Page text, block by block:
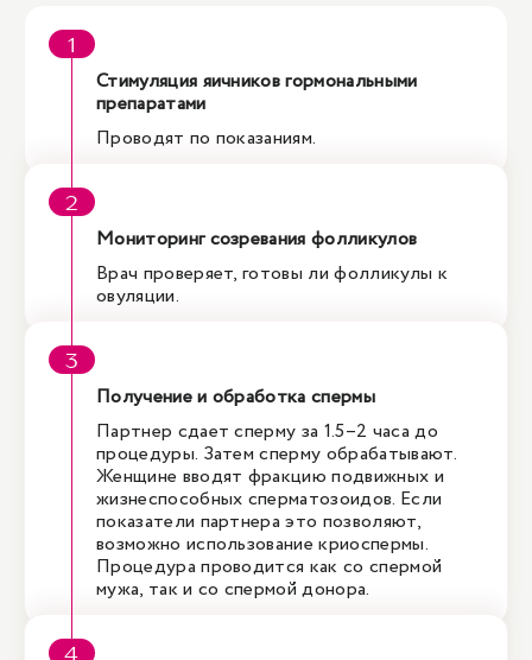
Стимуляция яичников гормональными
препаратами
Проводят по показаниям.
Мониторинг созревания фолликулов
Врач проверяет, готовы ли фолликулы к
овуляции.
Получение и обработка спермы
Партнер сдает сперму за 1.5–2 часа до
процедуры. Затем сперму обрабатывают.
Женщине вводят фракцию подвижных и
жизнеспособных сперматозоидов. Если
показатели партнера это позволяют,
возможно использование криоспермы.
Процедура проводится как со спермой
мужа, так и со спермой донора.